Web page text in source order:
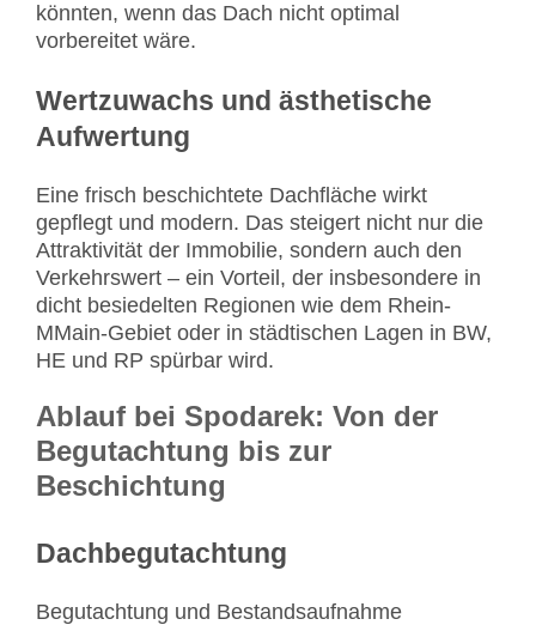
könnten, wenn das Dach nicht optimal
vorbereitet wäre.
Wertzuwachs und ästhetische
Aufwertung
Eine frisch beschichtete Dachfläche wirkt
gepflegt und modern. Das steigert nicht nur die
Attraktivität der Immobilie, sondern auch den
Verkehrswert – ein Vorteil, der insbesondere in
dicht besiedelten Regionen wie dem Rhein-
MMain-Gebiet oder in städtischen Lagen in BW,
HE und RP spürbar wird.
Ablauf bei Spodarek: Von der
Begutachtung bis zur
Beschichtung
Dachbegutachtung
Begutachtung und Bestandsaufnahme